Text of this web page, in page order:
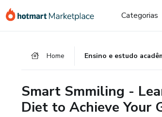
para
para
para
Categorias
Home Ensino e estudo
Smart Smmiling -
Diet to Achieve Your